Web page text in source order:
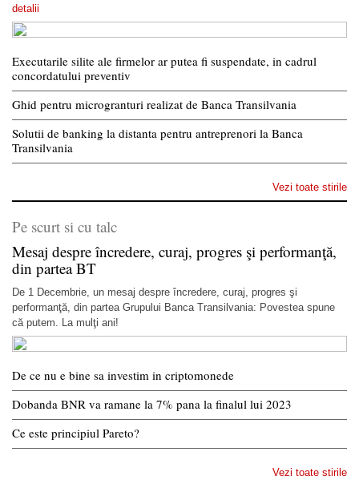
detalii
Executarile silite ale firmelor ar putea fi suspendate, in cadrul
concordatului preventiv
Ghid pentru microgranturi realizat de Banca Transilvania
Solutii de banking la distanta pentru antreprenori la Banca
Transilvania
Vezi toate stirile
Pe scurt si cu talc
Mesaj despre încredere, curaj, progres şi performanţă,
din partea BT
De 1 Decembrie, un mesaj despre încredere, curaj, progres şi
performanţă, din partea Grupului Banca Transilvania: Povestea spune
că putem. La mulţi ani!
De ce nu e bine sa investim in criptomonede
Dobanda BNR va ramane la 7% pana la finalul lui 2023
Ce este principiul Pareto?
Vezi toate stirile